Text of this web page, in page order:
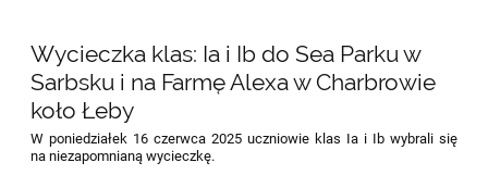
Wycieczka klas: Ia i Ib do Sea Parku w
Sarbsku i na Farmę Alexa w Charbrowie
koło Łeby
W poniedziałek 16 czerwca 2025 uczniowie klas Ia i Ib wybrali się
na niezapomnianą wycieczkę.